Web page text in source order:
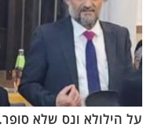
על הילולא ונס שלא